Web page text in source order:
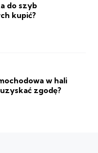
do szyb
kupić?
w hali
zgodę?